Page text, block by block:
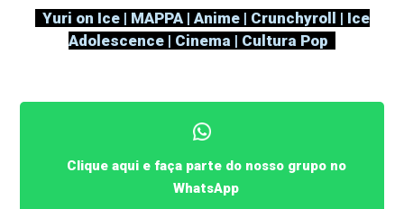
Yuri on Ice | MAPPA | Anime | Crunchyroll | Ice
Adolescence | Cinema | Cultura Pop
Clique aqui e faça parte do nosso grupo no
WhatsApp